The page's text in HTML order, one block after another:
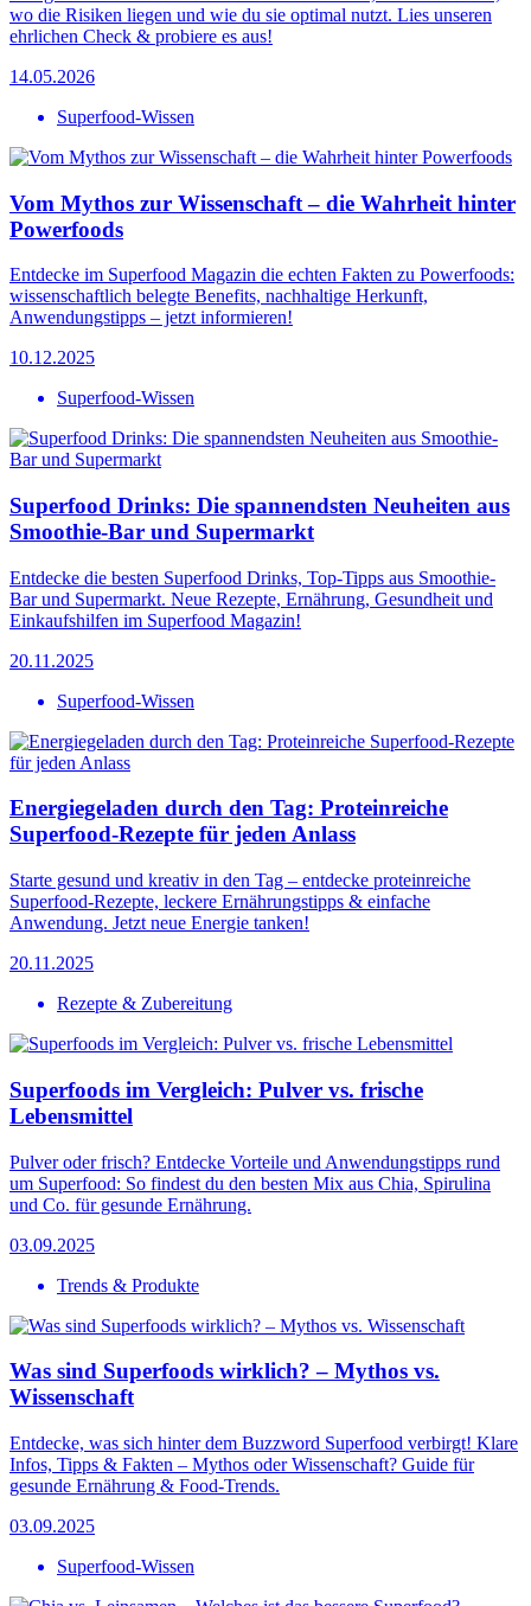
wo die Risiken liegen und wie du sie optimal nutzt. Lies unseren
ehrlichen Check & probiere es aus!
14.05.2026
Superfood-Wissen
Vom Mythos zur Wissenschaft – die Wahrheit hinter
Powerfoods
Entdecke im Superfood Magazin die echten Fakten zu Powerfoods:
wissenschaftlich belegte Benefits, nachhaltige Herkunft,
Anwendungstipps – jetzt informieren!
10.12.2025
Superfood-Wissen
Superfood Drinks: Die spannendsten Neuheiten aus
Smoothie-Bar und Supermarkt
Entdecke die besten Superfood Drinks, Top-Tipps aus Smoothie-
Bar und Supermarkt. Neue Rezepte, Ernährung, Gesundheit und
Einkaufshilfen im Superfood Magazin!
20.11.2025
Superfood-Wissen
Energiegeladen durch den Tag: Proteinreiche
Superfood-Rezepte für jeden Anlass
Starte gesund und kreativ in den Tag – entdecke proteinreiche
Superfood-Rezepte, leckere Ernährungstipps & einfache
Anwendung. Jetzt neue Energie tanken!
20.11.2025
Rezepte & Zubereitung
Superfoods im Vergleich: Pulver vs. frische
Lebensmittel
Pulver oder frisch? Entdecke Vorteile und Anwendungstipps rund
um Superfood: So findest du den besten Mix aus Chia, Spirulina
und Co. für gesunde Ernährung.
03.09.2025
Trends & Produkte
Was sind Superfoods wirklich? – Mythos vs.
Wissenschaft
Entdecke, was sich hinter dem Buzzword Superfood verbirgt! Klare
Infos, Tipps & Fakten – Mythos oder Wissenschaft? Guide für
gesunde Ernährung & Food-Trends.
03.09.2025
Superfood-Wissen